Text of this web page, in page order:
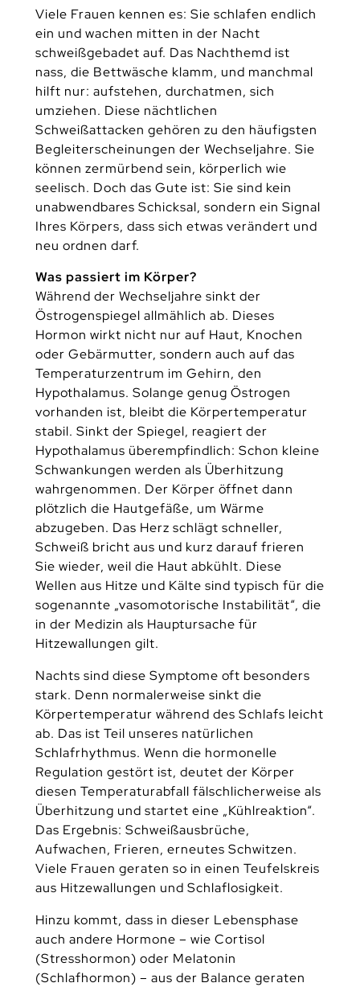
Viele Frauen kennen es: Sie schlafen endlich
ein und wachen mitten in der Nacht
schweißgebadet auf. Das Nachthemd ist
nass, die Bettwäsche klamm, und manchmal
hilft nur: aufstehen, durchatmen, sich
umziehen. Diese nächtlichen
Schweißattacken gehören zu den häufigsten
Begleiterscheinungen der Wechseljahre. Sie
können zermürbend sein, körperlich wie
seelisch. Doch das Gute ist: Sie sind kein
unabwendbares Schicksal, sondern ein Signal
Ihres Körpers, dass sich etwas verändert und
neu ordnen darf.
Was passiert im Körper?
Während der Wechseljahre sinkt der
Östrogenspiegel allmählich ab. Dieses
Hormon wirkt nicht nur auf Haut, Knochen
oder Gebärmutter, sondern auch auf das
Temperaturzentrum im Gehirn, den
Hypothalamus. Solange genug Östrogen
vorhanden ist, bleibt die Körpertemperatur
stabil. Sinkt der Spiegel, reagiert der
Hypothalamus überempfindlich: Schon kleine
Schwankungen werden als Überhitzung
wahrgenommen. Der Körper öffnet dann
plötzlich die Hautgefäße, um Wärme
abzugeben. Das Herz schlägt schneller,
Schweiß bricht aus und kurz darauf frieren
Sie wieder, weil die Haut abkühlt. Diese
Wellen aus Hitze und Kälte sind typisch für die
sogenannte „vasomotorische Instabilität“, die
in der Medizin als Hauptursache für
Hitzewallungen gilt.
Nachts sind diese Symptome oft besonders
stark. Denn normalerweise sinkt die
Körpertemperatur während des Schlafs leicht
ab. Das ist Teil unseres natürlichen
Schlafrhythmus. Wenn die hormonelle
Regulation gestört ist, deutet der Körper
diesen Temperaturabfall fälschlicherweise als
Überhitzung und startet eine „Kühlreaktion“.
Das Ergebnis: Schweißausbrüche,
Aufwachen, Frieren, erneutes Schwitzen.
Viele Frauen geraten so in einen Teufelskreis
aus Hitzewallungen und Schlaflosigkeit.
Hinzu kommt, dass in dieser Lebensphase
auch andere Hormone – wie Cortisol
(Stresshormon) oder Melatonin
(Schlafhormon) – aus der Balance geraten